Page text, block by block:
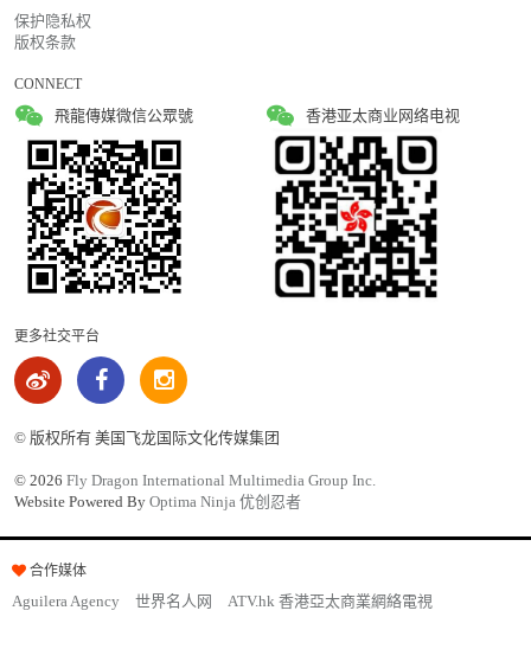
保护隐私权
版权条款
CONNECT
飛龍傳媒微信公眾號 香港亚太商业网络电视
更多社交平台
© 版权所有 美国飞龙国际文化传媒集团
© 2026 Fly Dragon International Multimedia Group Inc.
Website Powered By Optima Ninja 优创忍者
合作媒体
Aguilera Agency 世界名人网 ATV.hk 香港亞太商業網絡電視